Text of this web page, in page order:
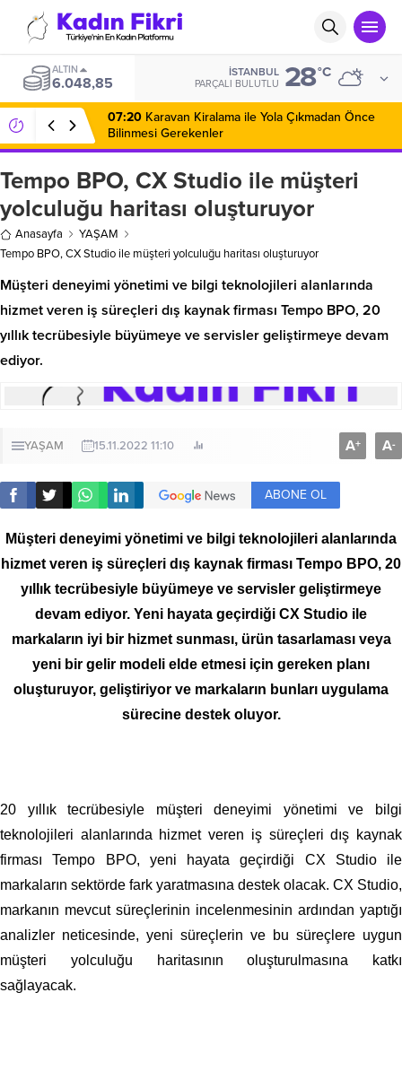
ALTIN
6.048,85
İSTANBUL
PARÇALI BULUTLU 28°C
07:20 Karavan Kiralama ile Yola Çıkmadan Önce
Bilinmesi Gerekenler
Tempo BPO, CX Studio ile müşteri
yolculuğu haritası oluşturuyor
Anasayfa
YAŞAM
Tempo BPO, CX Studio ile müşteri yolculuğu haritası oluşturuyor
Müşteri deneyimi yönetimi ve bilgi teknolojileri alanlarında
hizmet veren iş süreçleri dış kaynak firması Tempo BPO, 20
yıllık tecrübesiyle büyümeye ve servisler geliştirmeye devam
ediyor.
YAŞAM 15.11.2022 11:10 A+ A-
ABONE OL
Müşteri deneyimi yönetimi ve bilgi teknolojileri alanlarında
hizmet veren iş süreçleri dış kaynak firması Tempo BPO, 20
yıllık tecrübesiyle büyümeye ve servisler geliştirmeye
devam ediyor. Yeni hayata geçirdiği CX Studio ile
markaların iyi bir hizmet sunması, ürün tasarlaması veya
yeni bir gelir modeli elde etmesi için gereken planı
oluşturuyor, geliştiriyor ve markaların bunları uygulama
sürecine destek oluyor.
20 yıllık tecrübesiyle müşteri deneyimi yönetimi ve bilgi
teknolojileri alanlarında hizmet veren iş süreçleri dış kaynak
firması Tempo BPO, yeni hayata geçirdiği CX Studio ile
markaların sektörde fark yaratmasına destek olacak. CX Studio,
markanın mevcut süreçlerinin incelenmesinin ardından yaptığı
analizler neticesinde, yeni süreçlerin ve bu süreçlere uygun
müşteri yolculuğu haritasının oluşturulmasına katkı
sağlayacak.